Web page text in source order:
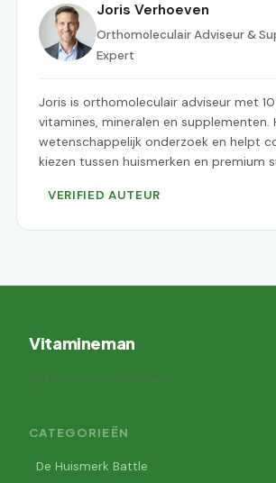
Joris Verhoeven
Orthomoleculair Adviseur &
Expert
Joris is orthomoleculair adviseur met
vitamines, mineralen en supplementen.
wetenschappelijk onderzoek en helpt
kiezen tussen huismerken en premium
VERIFIED AUTEUR
Vitamineman
Auteur: Joris Verhoeven
CATEGORIEËN
De Huismerk Battle